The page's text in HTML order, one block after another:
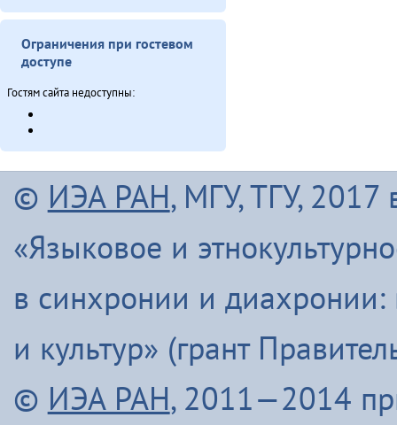
Ограничения при гостевом
доступе
Гостям сайта недоступны:
© ИЭА РАН, МГУ, ТГУ, 2017
«Языковое и
в синхронии и диахронии:
и культур» (грант
© ИЭА РАН, 2011—2014